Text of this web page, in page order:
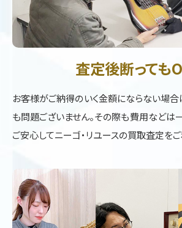
査定後断っても
お客様がご納得のいく金額にならない場合
も問題ございません。その際も費用などは
ご安心してニーゴ・リユースの買取査定をご